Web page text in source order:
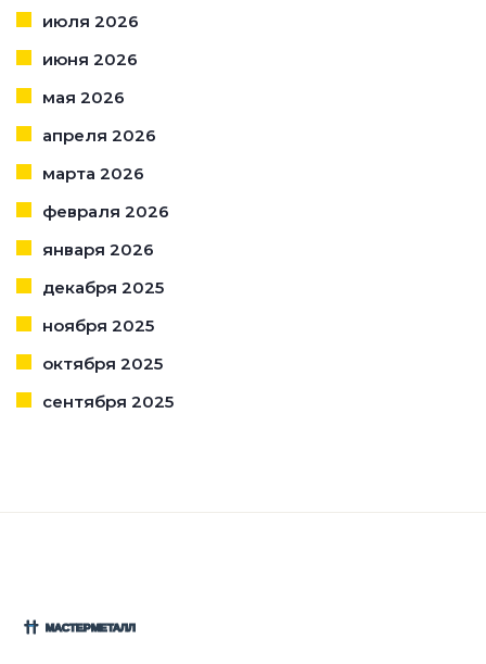
июля 2026
июня 2026
мая 2026
апреля 2026
марта 2026
февраля 2026
января 2026
декабря 2025
ноября 2025
октября 2025
сентября 2025